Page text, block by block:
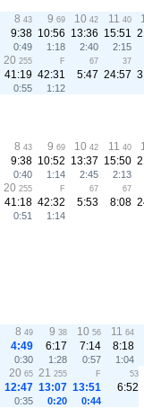
8 43 9 69 10 42 11 40
9:38 10:56 13:36 15:51
0:49 1:18 2:40 2:15
20 255 F 67 37
41:19 42:31 5:47 24:57
0:55 1:12
8 43 9 69 10 42 11 40
9:38 10:52 13:37 15:50
0:40 1:14 2:45 2:13
20 255 F 67 67
41:18 42:32 5:53 8:08
0:51 1:14
8 49 9 38 10 56 11 64
4:49 6:17 7:14 8:18
0:30 1:28 0:57 1:04
20 65 21 255 F 53
12:47 13:07 13:51 6:52
0:35 0:20 0:44